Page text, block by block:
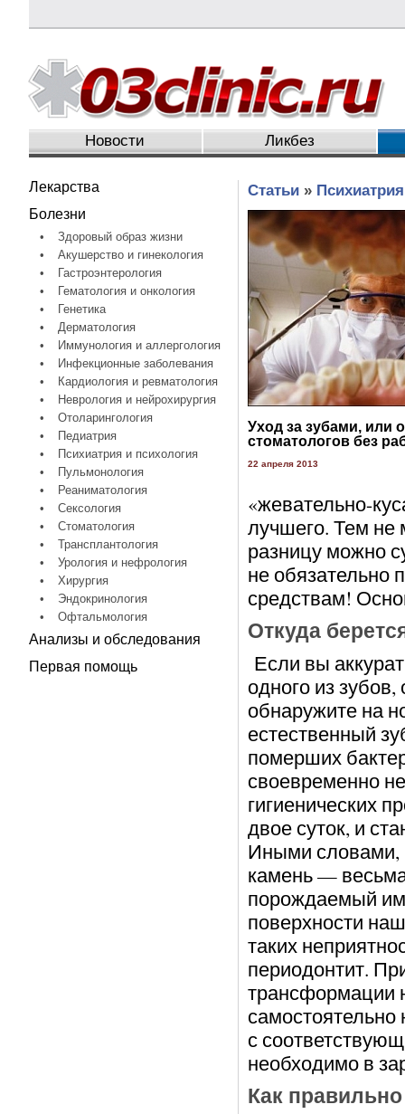
Новости Ликбез
Лекарства
Болезни
•
Здоровый образ жизни
•
Акушерство и гинекология
•
Гастроэнтерология
•
Гематология и онкология
•
Генетика
•
Дерматология
•
Иммунология и аллергология
•
Инфекционные заболевания
•
Кардиология и ревматология
•
Неврология и нейрохирургия
•
Отоларингология
•
Педиатрия
•
Психиатрия и психология
•
Пульмонология
•
Реаниматология
•
Сексология
•
Стоматология
•
Трансплантология
•
Урология и нефрология
•
Хирургия
•
Эндокринология
•
Офтальмология
Анализы и обследования
Первая помощь
Статьи»
Уход за зубами, или
стоматологов без
22 апреля 2013
«жевательно-
лучшего. Тем не
разницу можно
не обязательно
средствам!
Откуда
Если вы
одного из
обнаружите на
естественный
померших
своевременно
гигиенических
двое суток, и
Иными словами,
камень —
порождаемый
поверхности
таких
периодонтит.
трансформации
с
необходимо в
Как